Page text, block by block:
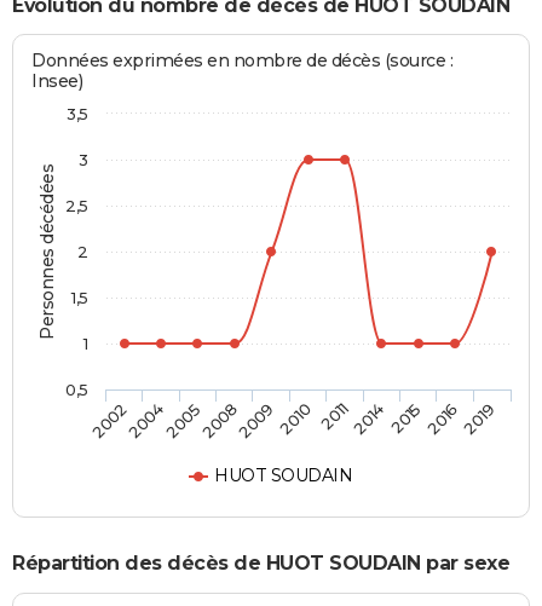
Evolution du nombre de décès de HUOT SOUDAIN
Personnes décédées
Données exprimées en nombre de décès (source :
Insee)
HUOT SOUDAIN
200220042005200820092010 20112014201520162019
0,5
1
1,5
2
2,5
3
3,5
Répartition des décès de HUOT SOUDAIN par sexe